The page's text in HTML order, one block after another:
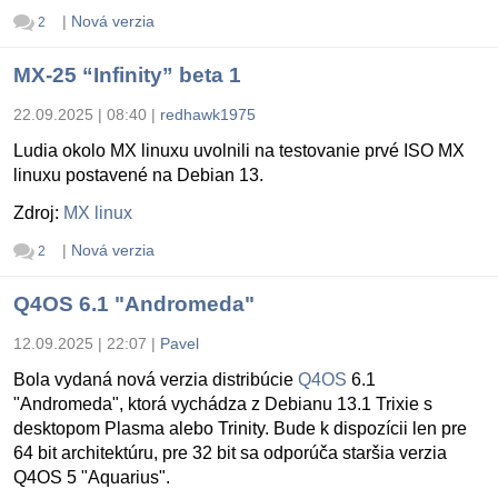
2 | Nová verzia
MX-25 “Infinity” beta 1
22.09.2025 | 08:40 | redhawk1975
Ludia okolo MX linuxu uvolnili na testovanie prvé ISO MX
linuxu postavené na Debian 13.
Zdroj: MX linux
2 | Nová verzia
Q4OS 6.1 "Andromeda"
12.09.2025 | 22:07 | Pavel
Bola vydaná nová verzia distribúcie Q4OS 6.1
"Andromeda", ktorá vychádza z Debianu 13.1 Trixie s
desktopom Plasma alebo Trinity. Bude k dispozícii len pre
64 bit architektúru, pre 32 bit sa odporúča staršia verzia
Q4OS 5 "Aquarius".